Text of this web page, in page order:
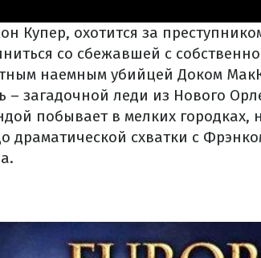
Купер, охотится за
со сбежавшей с
наемным убийцей Доком
– загадочной леди из Нового
побывает в мелких городках,
драматической схватки с